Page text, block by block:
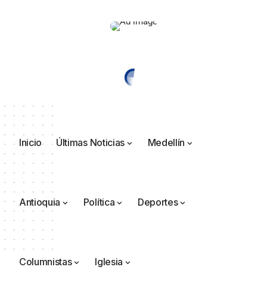
Inicio Últimas Noticias Medellín
Antioquia Política Deportes
Columnistas Iglesia